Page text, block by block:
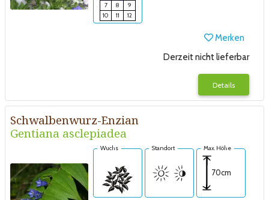
7
8
9
10
11 12
Merken
Derzeit nicht lieferbar
Details
Schwalbenwurz-Enzian
Gentiana asclepiadea
Wuchs Standort Max. Höhe
70cm